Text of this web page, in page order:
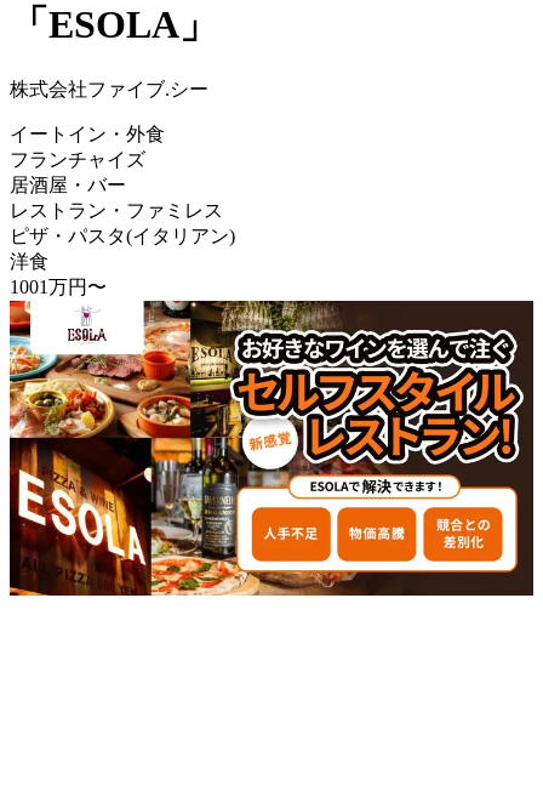
「ESOLA」
株式会社ファイブ.シー
イートイン・外食
フランチャイズ
居酒屋・バー
レストラン・ファミレス
ピザ・パスタ(イタリアン)
洋食
1001万円〜